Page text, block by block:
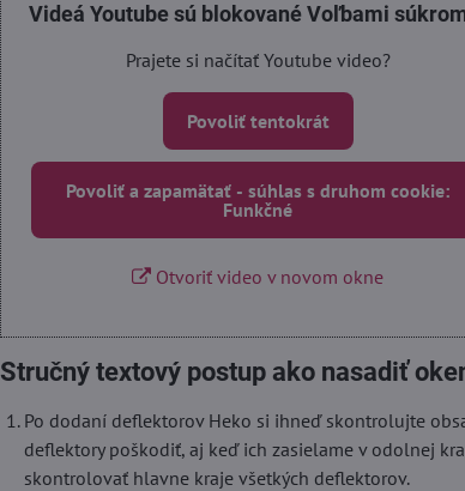
Videá Youtube sú blokované Voľbami
Prajete si načítať Youtube video?
Povoliť tentokrát
Povoliť a zapamätať - súhlas s druhom cookie:
Funkčné
Otvoriť video v novom okne
Stručný textový postup ako nasadiť
Po dodaní deflektorov Heko si ihneď skontrolujte
deflektory poškodiť, aj keď ich zasielame v odolnej
skontrolovať hlavne kraje všetkých deflektorov.